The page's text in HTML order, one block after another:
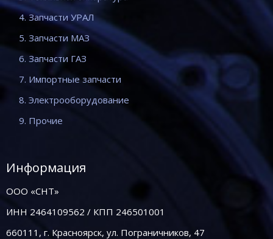
4. Запчасти УРАЛ
5. Запчасти МАЗ
6. Запчасти ГАЗ
7. Импортные запчасти
8. Электрооборудование
9. Прочие
Информация
ООО «СНТ»
ИНН 2464109562 / КПП 246501001
660111, г. Красноярск, ул. Пограничников, 47